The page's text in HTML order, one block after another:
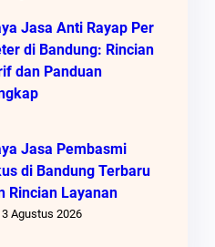
Jasa Anti Rayap Per
di Bandung: Rincian
dan Panduan
Jasa Pembasmi
di Bandung Terbaru
Rincian Layanan
3 Agustus 2026